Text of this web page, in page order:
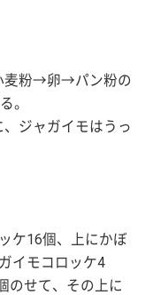
麦粉→卵→パン粉の
。
ジャガイモはうっ
ケ16個、上にかぼ
イモコロッケ4
のせて、その上に